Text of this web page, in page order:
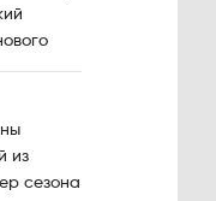
из
сезона